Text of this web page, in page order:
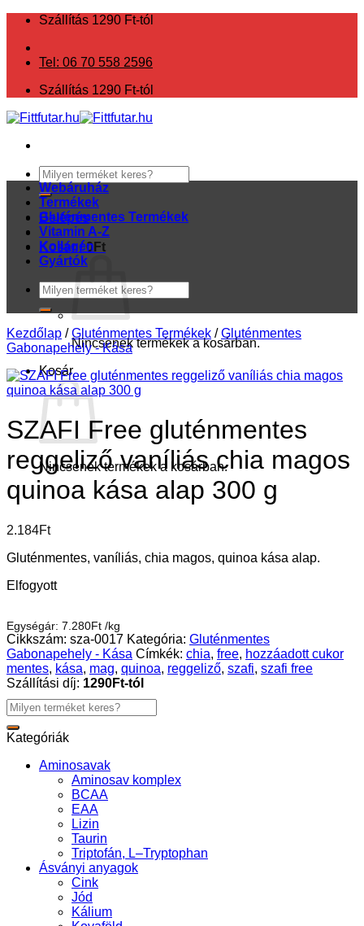
Skip
content
Szállítás 1290 Ft-tól
Tel: 06 70 558 2596
Szállítás 1290 Ft-tól
Keresés
a
következőre:
Belépés
Kosár /0Ft
Nincsenek termékek a kosárban.
Kosár
Nincsenek termékek a kosárban.
Webáruház
Termékek
Gluténmentes Termékek
Vitamin A-Z
Kollagén
Gyártók
Keresés
a
következőre:
Kezdőlap / Gluténmentes Termékek / Gluténmentes
Gabonapehely - Kása
SZAFI Free gluténmentes
reggeliző vaníliás chia magos
quinoa kása alap 300 g
2.184Ft
Gluténmentes, vaníliás, chia magos, quinoa kása alap.
Elfogyott
Egységár: 7.280Ft /kg
Cikkszám: sza-0017 Kategória: Gluténmentes
Gabonapehely - Kása Címkék: chia, free, hozzáadott cukor
mentes, kása, mag, quinoa, reggeliző, szafi, szafi free
Szállítási díj: 1290Ft-tól
Keresés
a
következőre:
Kategóriák
Aminosavak
Aminosav komplex
BCAA
EAA
Lizin
Taurin
Triptofán, L–Tryptophan
Ásványi anyagok
Cink
Jód
Kálium